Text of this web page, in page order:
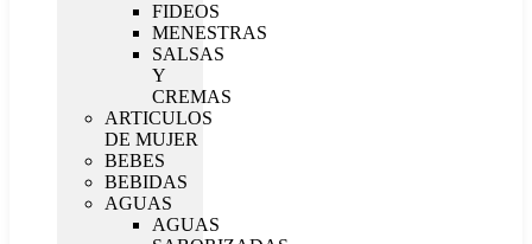
FIDEOS
MENESTRAS
SALSAS
Y
CREMAS
ARTICULOS
DE MUJER
BEBES
BEBIDAS
AGUAS
AGUAS